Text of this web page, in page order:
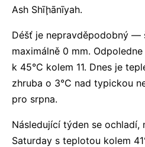
Ash Shīḩānīyah.
Déšť je nepravděpodobný —
maximálně 0 mm.
k 45°C kolem 11. Dnes je
zhruba o 3°C nad typickou
pro srpna.
Následující týden se ochladí,
Saturday s teplotou kolem